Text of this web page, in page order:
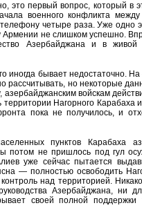
это первый вопрос, который в
военного конфликта
четыре раза. Уже одно
Армении не слишком успешно.
Азербайджана и в
иногда бывает недостаточно.
рассчитывать, но некоторые
войскам
Нагорного Карабаха
пока не получилось, и
пунктов Карабаха
потом не пришлось под гул
уже сейчас пытается
— полностью освободить
над территорией.
Азербайджана, ни
своей полной